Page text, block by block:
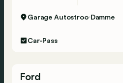
Garage Autostroo Damme
Car-Pass
Ford